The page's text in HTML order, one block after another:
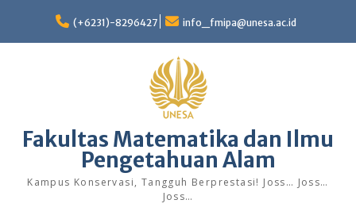
content
(+6231)-8296427 info_fmipa@unesa.ac.id
Fakultas Matematika dan Ilmu
Pengetahuan Alam
Kampus Konservasi, Tangguh Berprestasi! Joss… Joss…
Joss…